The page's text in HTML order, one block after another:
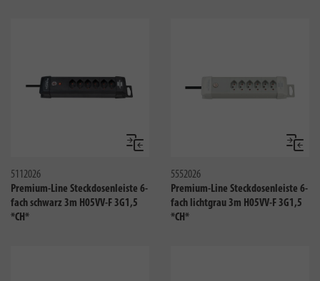
Vergleichen
5112026
Premium-Line Steckdosenleiste 6-
fach schwarz 3m H05VV-F 3G1,5
*CH*
5552026
Premium-Line Steckdosenleiste 6-
fach lichtgrau 3m H05VV-F 3G1,5
*CH*